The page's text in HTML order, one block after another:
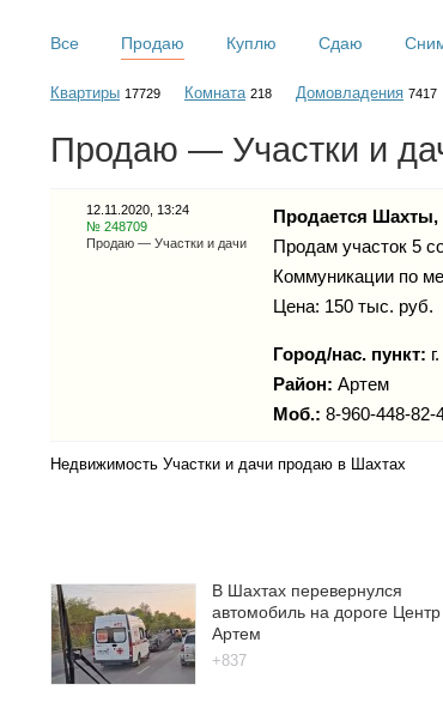
Все Продаю Куплю Сдаю
Квартиры 17729 Комната 218 Домовладения 7417
Продаю — Участки и
12.11.2020, 13:24
№ 248709
Продаю — Участки и дачи
Продается Шахты,
Продам участок 5
Коммуникации по
Цена: 150 тыс. руб.
Город/нас. пункт: г.
Район: Артем
Моб.: 8-960-448-82-
Недвижимость Участки и дачи продаю в Шахтах
В Шахтах перевернулся
автомобиль на дороге
Артем
+837